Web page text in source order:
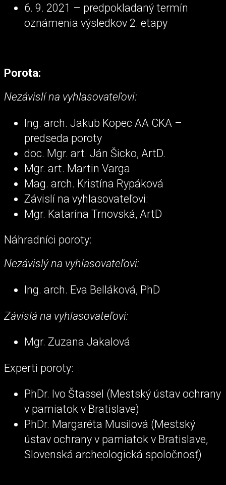
6. 9. 2021 – predpokladaný termín
oznámenia výsledkov 2. etapy
Porota:
Nezávislí na vyhlasovateľovi:
Ing. arch. Jakub Kopec AA CKA –
predseda poroty
doc. Mgr. art. Ján Šicko, ArtD.
Mgr. art. Martin Varga
Mag. arch. Kristína Rypáková
Závislí na vyhlasovateľovi:
Mgr. Katarína Trnovská, ArtD
Náhradníci poroty:
Nezávislý na vyhlasovateľovi:
Ing. arch. Eva Belláková, PhD
Závislá na vyhlasovateľovi:
Mgr. Zuzana Jakalová
Experti poroty:
PhDr. Ivo Štassel (Mestský ústav ochrany
v pamiatok v Bratislave)
PhDr. Margaréta Musilová (Mestský
ústav ochrany v pamiatok v Bratislave,
Slovenská archeologická spoločnosť)